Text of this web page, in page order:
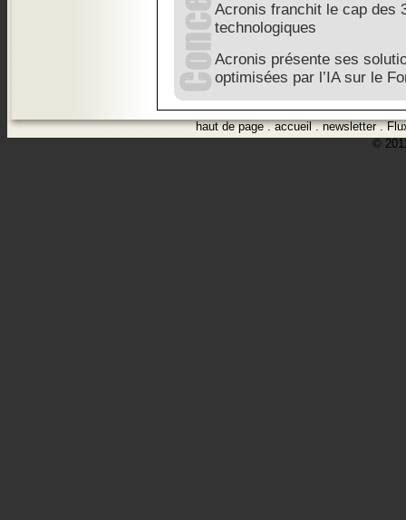
Acronis franchit le cap des
technologiques
Acronis présente ses
optimisées par l’IA sur le
haut de page.accueil.newsletter.
©